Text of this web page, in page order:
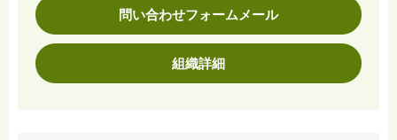
問い合わせフォームメール
組織詳細